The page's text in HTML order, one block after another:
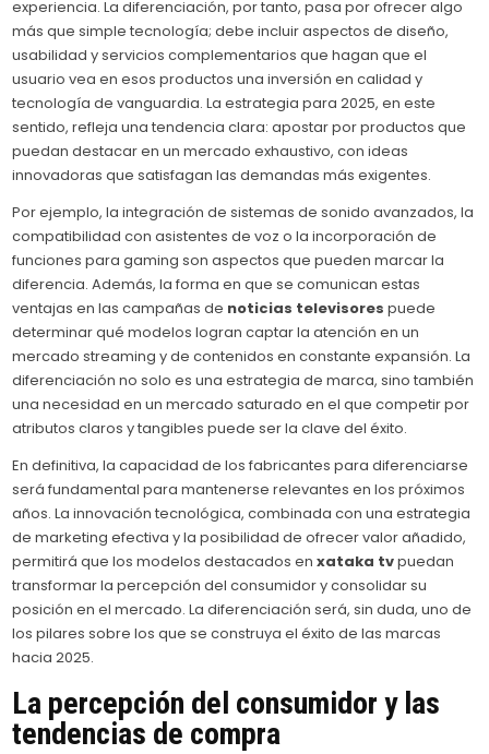
experiencia. La diferenciación, por tanto, pasa por ofrecer algo
más que simple tecnología; debe incluir aspectos de diseño,
usabilidad y servicios complementarios que hagan que el
usuario vea en esos productos una inversión en calidad y
tecnología de vanguardia. La estrategia para 2025, en este
sentido, refleja una tendencia clara: apostar por productos que
puedan destacar en un mercado exhaustivo, con ideas
innovadoras que satisfagan las demandas más exigentes.
Por ejemplo, la integración de sistemas de sonido avanzados, la
compatibilidad con asistentes de voz o la incorporación de
funciones para gaming son aspectos que pueden marcar la
diferencia. Además, la forma en que se comunican estas
ventajas en las campañas de noticias televisores puede
determinar qué modelos logran captar la atención en un
mercado streaming y de contenidos en constante expansión. La
diferenciación no solo es una estrategia de marca, sino también
una necesidad en un mercado saturado en el que competir por
atributos claros y tangibles puede ser la clave del éxito.
En definitiva, la capacidad de los fabricantes para diferenciarse
será fundamental para mantenerse relevantes en los próximos
años. La innovación tecnológica, combinada con una estrategia
de marketing efectiva y la posibilidad de ofrecer valor añadido,
permitirá que los modelos destacados enxataka tvpuedan
transformar la percepción del consumidor y consolidar su
posición en el mercado. La diferenciación será, sin duda, uno de
los pilares sobre los que se construya el éxito de las marcas
hacia 2025.
La percepción del consumidor y las
tendencias de compra